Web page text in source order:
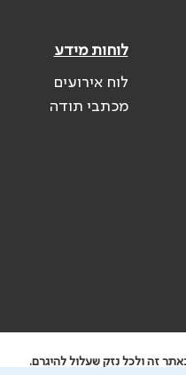
לוחות מידע
לוח אירועים
מכתבי תודה
זה ולכל נזק שעלול להיגרם.